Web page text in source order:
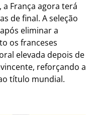
a França agora terá
de final. A seleção
eliminar a
os franceses
elevada depois de
reforçando a
título mundial.